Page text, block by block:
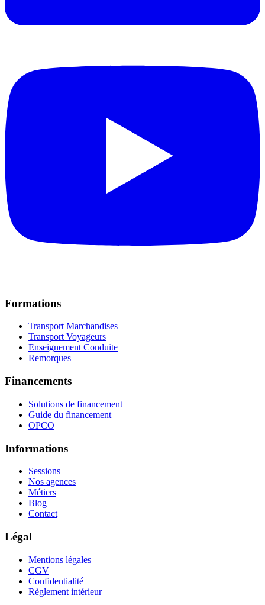
Formations
Transport Marchandises
Transport Voyageurs
Enseignement Conduite
Remorques
Financements
Solutions de financement
Guide du financement
OPCO
Informations
Sessions
Nos agences
Métiers
Blog
Contact
Légal
Mentions légales
CGV
Confidentialité
Règlement intérieur